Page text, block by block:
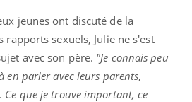
jeunes ont discuté de la
sexuels, Julie ne s'est
avec son père. "Je connais peu
en parler avec leurs parents,
Ce que je trouve important, ce